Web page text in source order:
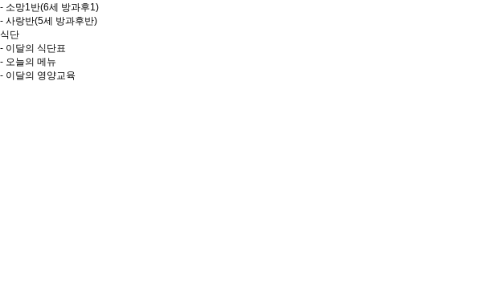
- 소망1반(6세 방과후1)
- 사랑반(5세 방과후반)
식단
- 이달의 식단표
- 오늘의 메뉴
- 이달의 영양교육